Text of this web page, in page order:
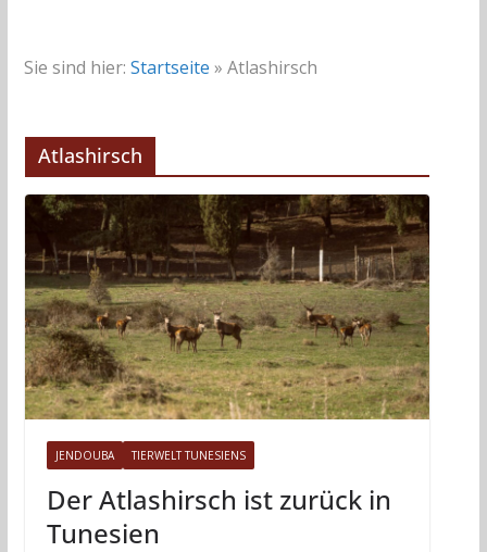
Sie sind hier: Startseite » Atlashirsch
Atlashirsch
JENDOUBA TIERWELT TUNESIENS
Der Atlashirsch ist zurück in
Tunesien